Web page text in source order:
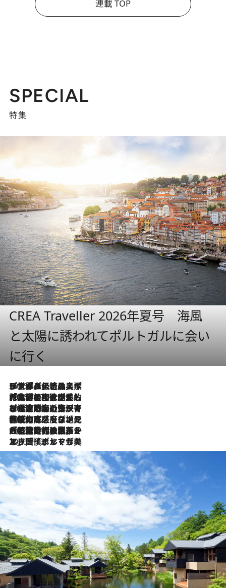
連載 TOP
SPECIAL
特集
CREA Traveller 2026年夏号 海風
と太陽に誘われてポルトガルに会い
に行く
2026.8.8
リスボンの絶品スイーツ「パステル・デ・ナタ」とは？ポルトガル伝統の奥深い世界へ
2026.7.27
「私の祖国はポルトガル語です」国民的詩人フェルナンド・ペソアと、彼が愛した文学の街を歩く
2026.7.26
ポルトガル近海が育む極上の海の幸。キリリと冷えた白ワインと愉しむ、シーフード専門店の贅沢
2026.7.22
伝統の味をモダンに昇華。高感度な地元客が集う、リスボンの最旬ガストロノミー
2026.7.21
大航海時代の栄華から、震災、独裁、そして革命へ。ポルトガル・首都リスボンの石畳に刻まれた「歴史の光と影」
2026.7.13
エッセイ・ヤマザキマリ「慎ましくも美しき国 ポルトガル」